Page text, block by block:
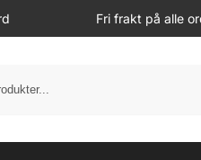
Fri frakt på alle